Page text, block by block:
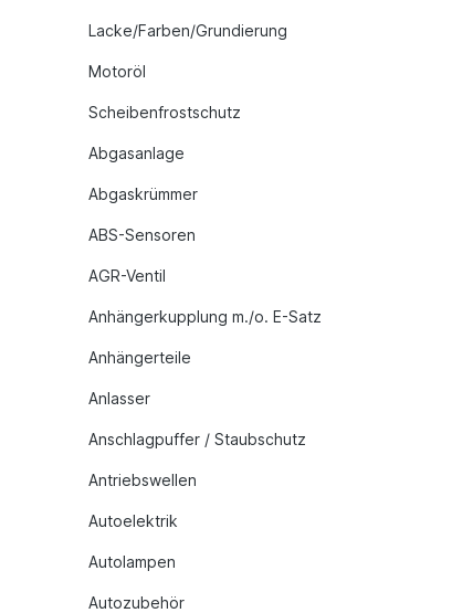
Lacke/Farben/Grundierung
Motoröl
Scheibenfrostschutz
Abgasanlage
Abgaskrümmer
ABS-Sensoren
AGR-Ventil
Anhängerkupplung m./o. E-Satz
Anhängerteile
Anlasser
Anschlagpuffer / Staubschutz
Antriebswellen
Autoelektrik
Autolampen
Autozubehör